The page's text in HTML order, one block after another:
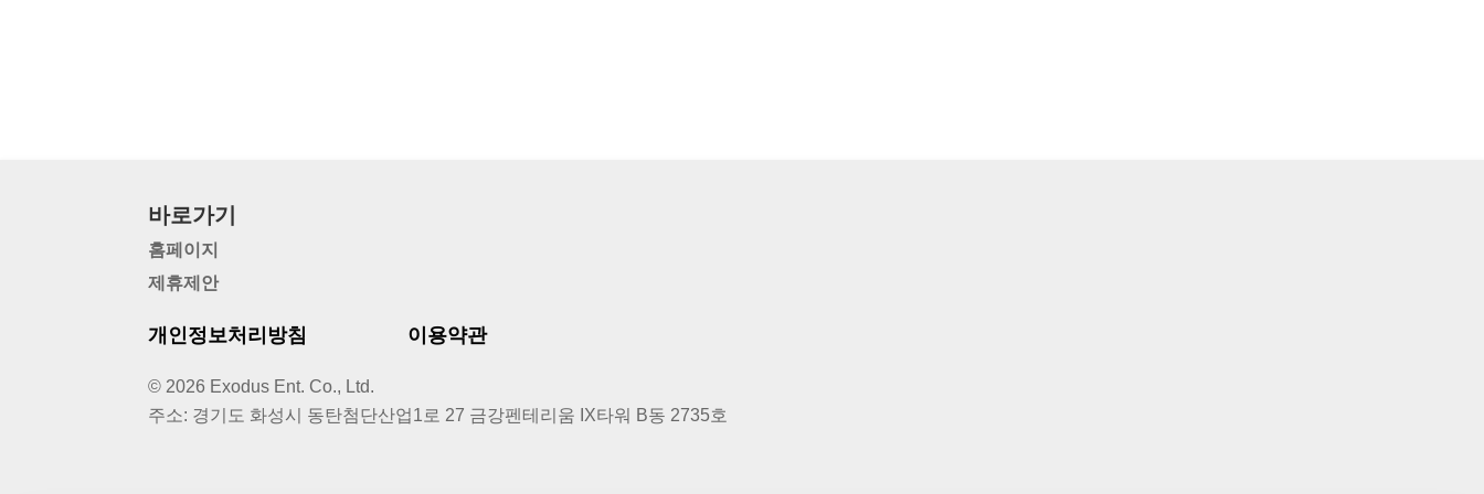
바로가기
홈페이지
제휴제안
개인정보처리방침 이용약관
© 2026 Exodus Ent. Co., Ltd.
주소: 경기도 화성시 동탄첨단산업1로 27 금강펜테리움 IX타워 B동 2735호